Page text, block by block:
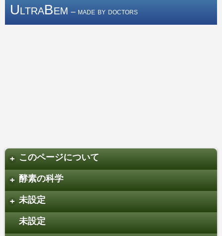
UltraBem – made by doctors
+ このページについて
+ 酵素の科学
+ 未設定
未設定